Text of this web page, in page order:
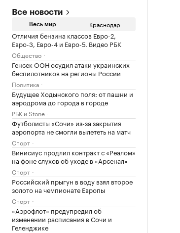
Все новости
Весь мир Краснодар
Отличия бензина классов Евро-2,
Евро-3, Евро-4 и Евро-5. Видео РБК
Общество
Генсек ООН осудил атаки украинских
беспилотников на регионы России
Политика
Будущее Ходынского поля: от пашни и
аэродрома до города в городе
РБК и Stone
Футболисты «Сочи» из-за закрытия
аэропорта не смогли вылететь на матч
Спорт
Винисиус продлил контракт с «Реалом»
на фоне слухов об уходе в «Арсенал»
Спорт
Российский прыгун в воду взял второе
золото на чемпионате Европы
Спорт
«Аэрофлот» предупредил об
изменении расписания в Сочи и
Геленджике